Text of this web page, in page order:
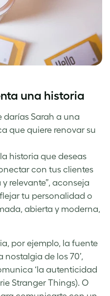
una historia
darías Sarah a una
que quiere renovar su
historia que deseas
con tus clientes
relevante”, aconseja
tu personalidad o
abierta y moderna,
por ejemplo, la fuente
nostalgia de los 70’,
‘la autenticidad
Stranger Things). O